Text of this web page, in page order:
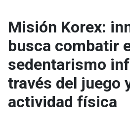
Misión Korex:
busca combatir
sedentarismo
través del juego
actividad física